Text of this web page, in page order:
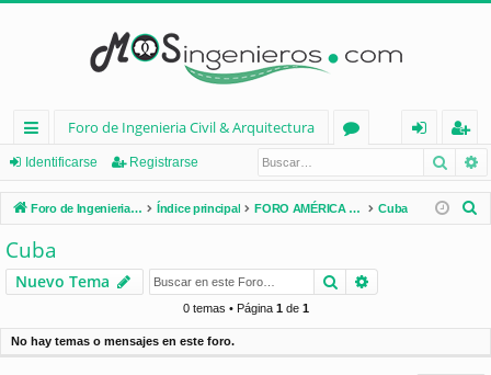
nl
ac
es
rá
pi
d
Foro de Ingenieria Civil & Arquitectura
os
nt
ifi
e
eg
ist
ra
Identificarse Registrarse
Foro de Ingenieria Civil & Arquitectura Índice principal FORO AMÉRICA LATINA Cuba
r
Cuba
Nuevo Tema Buscar
0 temas • Página 1de 1
No hay temas o mensajes en este foro.